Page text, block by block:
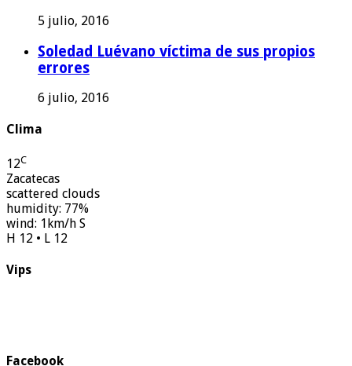
5 julio, 2016
Soledad Luévano víctima de sus propios
errores
6 julio, 2016
Clima
12C
Zacatecas
scattered clouds
humidity: 77%
wind: 1km/h S
H 12 • L 12
Vips
Facebook